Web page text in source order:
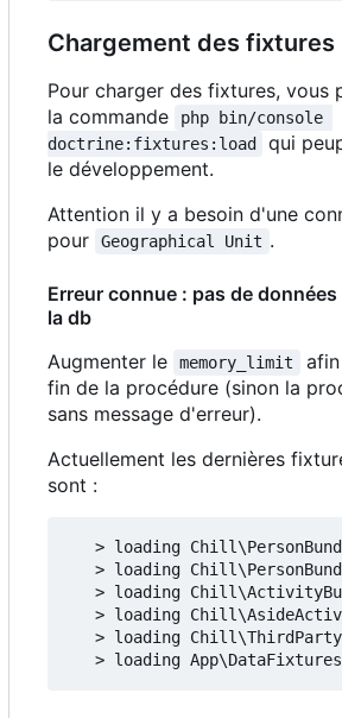
Chargement des fixtures
Pour charger des fixtures, vous
la commande
php bin/console
doctrine:fixtures:load
qui
le développement.
Attention il y a besoin d'une
pour
Geographical Unit .
Erreur connue : pas de
la db
Augmenter le
memory_limit
fin de la procédure (sinon la
sans message d'erreur).
Actuellement les dernières
sont :
> loading
> loading
> loading
> loading
> loading